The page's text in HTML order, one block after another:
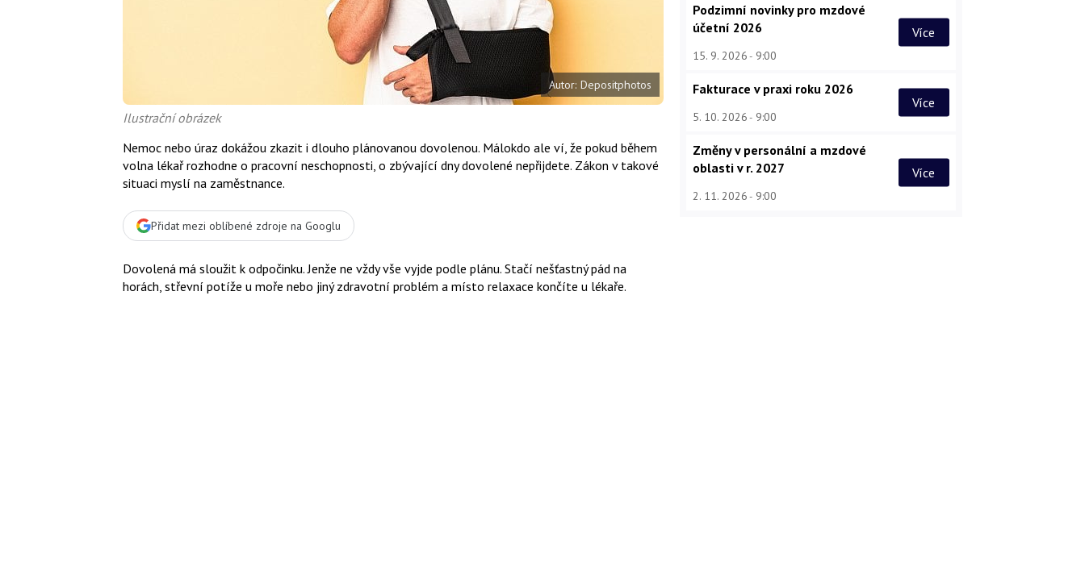
Autor: Depositphotos
Ilustrační obrázek
Nemoc nebo úraz dokážou zkazit i dlouho plánovanou dovolenou. Málokdo ale ví, že pokud během
volna lékař rozhodne o pracovní neschopnosti, o zbývající dny dovolené nepřijdete. Zákon v takové
situaci myslí na zaměstnance.
Přidat mezi oblíbené zdroje na Googlu
Dovolená má sloužit k odpočinku. Jenže ne vždy vše vyjde podle plánu. Stačí nešťastný pád na
horách, střevní potíže u moře nebo jiný zdravotní problém a místo relaxace končíte u lékaře.
Podzimní novinky pro mzdové
účetní 2026
15. 9. 2026 9:00
Více
Fakturace v praxi roku 2026
5. 10. 2026 9:00
Více
Změny v personální a mzdové
oblasti v r. 2027
2. 11. 2026 9:00
Více